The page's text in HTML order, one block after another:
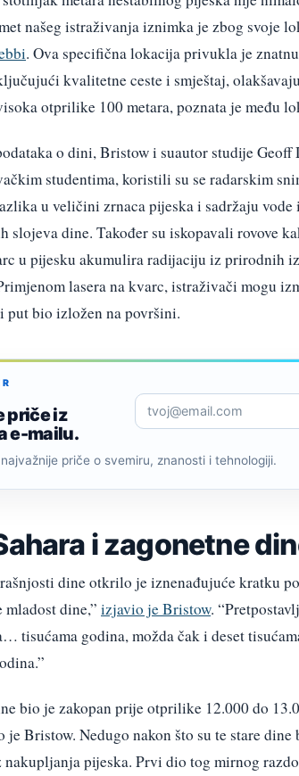
našeg istraživanja iznimka je zbog svoje
. Ova specifična lokacija privukla je
kvalitetne ceste i smještaj,
otprilike 100 metara, poznata je među
o dini, Bristow i suautor studije
studentima, koristili su se radarskim
u veličini zrnaca pijeska i sadržaju
slojeva dine. Također su iskopavali rovove
u pijesku akumulira radijaciju iz prirodnih
lasera na kvarc, istraživači mogu
put bio izložen na površini.
priče iz
e-mailu.
priče o svemiru, znanosti i tehnologiji.
i zagonetne
dine otkrilo je iznenađujuće kratku
dine,” izjavio je Bristow.
tisućama godina, možda čak i deset
bio je zakopan prije otprilike 12.000 do
je Bristow. Nedugo nakon što su te stare
nakupljanja pijeska. Prvi dio tog mirnog